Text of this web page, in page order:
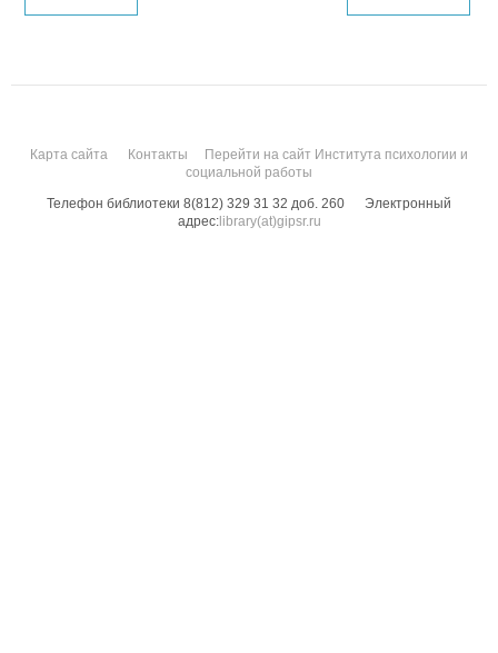
Карта сайта Контакты
Перейти на сайт Института психологии и
социальной работы
Телефон библиотеки 8(812) 329 31 32 доб. 260
Электронный
адрес:library(at)gipsr.ru